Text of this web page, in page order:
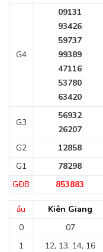
G4
09131
93426
59737
99389
47116
53780
63420
G3
56932
26207
G2
12858
G1
78298
GĐB
853883
ầu Kiên Giang
0
07
1
12, 13, 14, 16